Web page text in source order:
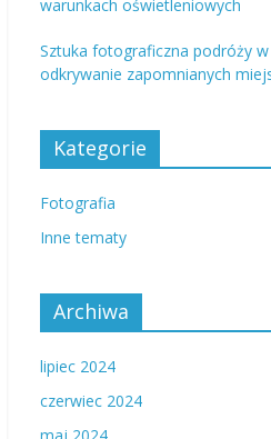
warunkach oświetleniowych
Sztuka fotograficzna podróży w
odkrywanie zapomnianych
Kategorie
Fotografia
Inne tematy
Archiwa
lipiec 2024
czerwiec 2024